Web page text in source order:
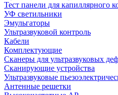
Тест панели для капиллярного
УФ светильники
Эмульгаторы
Ультразвуковой контроль
Кабели
Комплектующие
Сканеры для ультразвуковых
Сканирующие устройства
Ультразвуковые
Антенные решетки